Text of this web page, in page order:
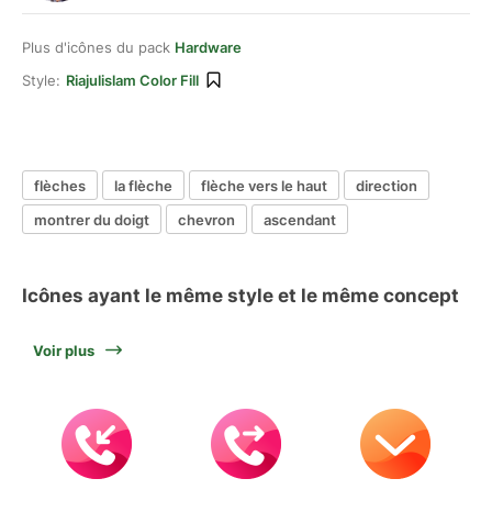
Plus d'icônes du pack Hardware
Style: Riajulislam Color Fill
flèches la flèche flèche vers le haut
direction
montrer du doigt
chevron ascendant
Icônes ayant le même style et le même concept
Voir plus